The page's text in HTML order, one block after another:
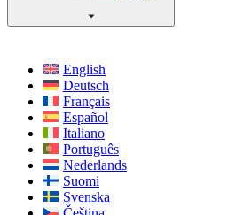
English
Deutsch
Français
Español
Italiano
Português
Nederlands
Suomi
Svenska